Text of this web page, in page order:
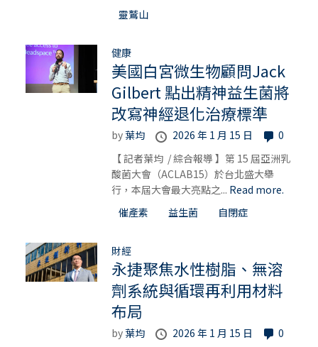
靈鷲山
健康
美國白宮微生物顧問Jack
Gilbert 點出精神益生菌將
改寫神經退化治療標準
by葉均 2026 年 1 月 15 日
0
【 記者葉均 / 綜合報導 】第 15 屆亞洲乳
酸菌大會（ACLAB15）於台北盛大舉
行，本屆大會最大亮點之... Read more.
催產素
益生菌 自閉症
財經
永捷聚焦水性樹脂、無溶
劑系統與循環再利用材料
布局
by葉均 2026 年 1 月 15 日
0